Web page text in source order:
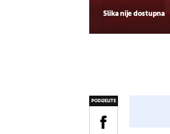
Slika nije dostupna
PODIJELITE